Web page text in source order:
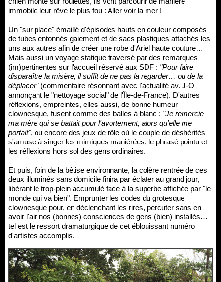
immobile leur rêve le plus fou : Aller voir la mer !
Un "sur place" émaillé d'épisodes hauts en couleur composés
de tubes entonnés gaiement et de sacs plastiques attachés les
uns aux autres afin de créer une robe d'Ariel haute couture…
Mais aussi un voyage statique traversé par des remarques
(im)pertinentes sur l'accueil réservé aux SDF : "Pour faire
disparaître la misère, il suffit de ne pas la regarder… ou de la
déplacer"(commentaire résonnant avec l'actualité av. J-O
annonçant le "nettoyage social" de l'Île-de-France). D'autres
réflexions, empreintes, elles aussi, de bonne humeur
clownesque, fusent comme des balles à blanc : "Je remercie
ma mère qui se battait pour l'avortement, alors qu'elle me
portait", ou encore des jeux de rôle où le couple de déshérités
s'amuse à singer les mimiques maniérées, le phrasé pointu et
les réflexions hors sol des gens ordinaires.
Et puis, foin de la bêtise environnante, la colère rentrée de ces
deux illuminés sans domicile finira par éclater au grand jour,
libérant le trop-plein accumulé face à la superbe affichée par "le
monde qui va bien". Emprunter les codes du grotesque
clownesque pour, en déclenchant les rires, percuter sans en
avoir l'air nos (bonnes) consciences de gens (bien) installés…
tel est le ressort dramaturgique de cet éblouissant numéro
d'artistes accomplis.